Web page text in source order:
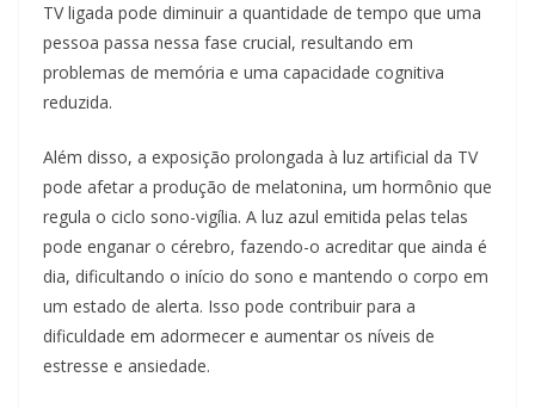
TV ligada pode diminuir a quantidade de tempo que uma
pessoa passa nessa fase crucial, resultando em
problemas de memória e uma capacidade cognitiva
reduzida.
Além disso, a exposição prolongada à luz artificial da TV
pode afetar a produção de melatonina, um hormônio que
regula o ciclo sono-vigília. A luz azul emitida pelas telas
pode enganar o cérebro, fazendo-o acreditar que ainda é
dia, dificultando o início do sono e mantendo o corpo em
um estado de alerta. Isso pode contribuir para a
dificuldade em adormecer e aumentar os níveis de
estresse e ansiedade.